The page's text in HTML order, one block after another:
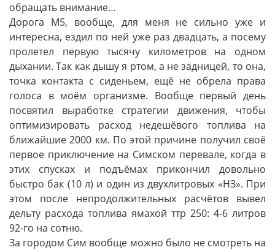
обращать внимание…
Дорога М5, вообще, для меня не сильно уже и
интересна, ездил по ней уже раз двадцать, а посему
пролетел первую тысячу километров на одном
дыхании. Так как дышу я ртом, а не задницей, то она,
точка контакта с сиденьем, ещё не обрела права
голоса в моём организме. Вообще первый день
посвятил выработке стратегии движения, чтобы
оптимизировать расход недешёвого топлива на
ближайшие 2000 км. По этой причине получил своё
первое приключение на Симском перевале, когда в
этих спусках и подъёмах прикончил довольно
быстро бак (10 л) и один из двухлитровых «НЗ». При
этом после непродолжительных расчётов вывел
дельту расхода топлива ямахой ттр 250: 4-6 литров
92-го на сотню.
За городом Сим вообще можно было не смотреть на